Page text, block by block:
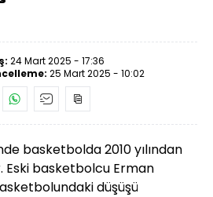
24 Mart 2025 - 17:36
25 Mart 2025 - 10:02
basketbolda 2010 yılından
Eski basketbolcu Erman
düşüşü